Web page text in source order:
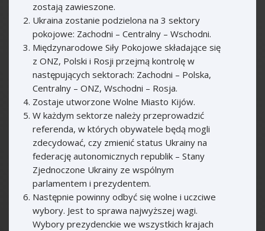
zostają zawieszone.
Ukraina zostanie podzielona na 3 sektory
pokojowe: Zachodni – Centralny – Wschodni.
Międzynarodowe Siły Pokojowe składające się
z ONZ, Polski i Rosji przejmą kontrolę w
następujących sektorach: Zachodni – Polska,
Centralny – ONZ, Wschodni – Rosja.
Zostaje utworzone Wolne Miasto Kijów.
W każdym sektorze należy przeprowadzić
referenda, w których obywatele będą mogli
zdecydować, czy zmienić status Ukrainy na
federację autonomicznych republik – Stany
Zjednoczone Ukrainy ze wspólnym
parlamentem i prezydentem.
Następnie powinny odbyć się wolne i uczciwe
wybory. Jest to sprawa najwyższej wagi.
Wybory prezydenckie we wszystkich krajach